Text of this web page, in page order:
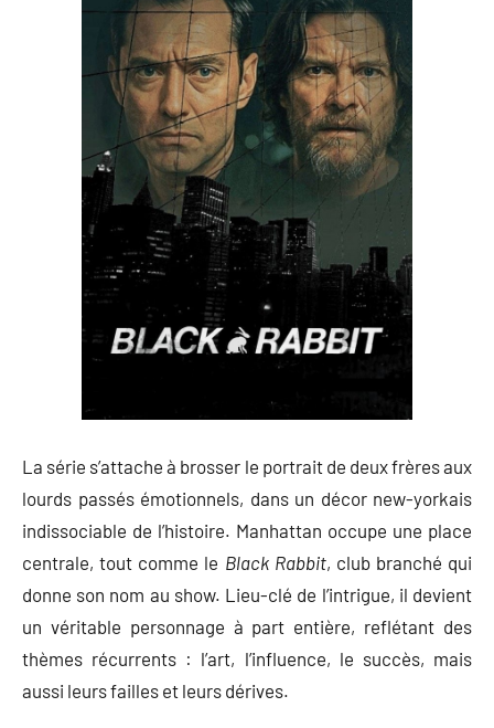
La série s’attache à brosser le portrait de deux frères aux
lourds passés émotionnels, dans un décor new-yorkais
indissociable de l’histoire. Manhattan occupe une place
centrale, tout comme le Black Rabbit, club branché qui
donne son nom au show. Lieu-clé de l’intrigue, il devient
un véritable personnage à part entière, reflétant des
thèmes récurrents : l’art, l’influence, le succès, mais
aussi leurs failles et leurs dérives.